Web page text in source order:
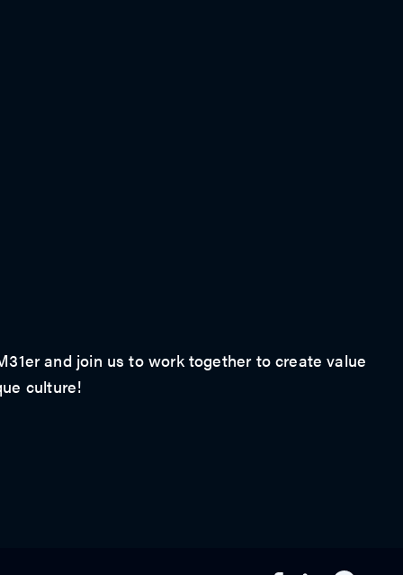
and join us to work together to create value
culture!